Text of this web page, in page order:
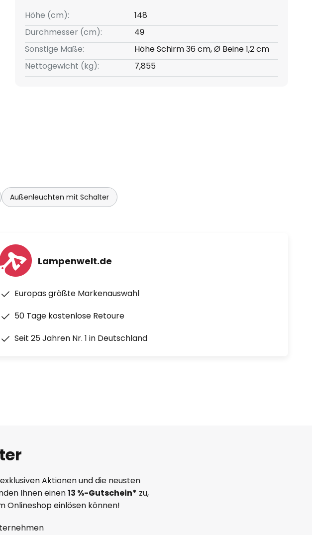
Höhe (cm):
148
Durchmesser (cm):
49
Sonstige Maße:
Höhe Schirm 36 cm, Ø Beine 1,2 cm
Nettogewicht (kg):
7,855
Außenleuchten mit Schalter
Lampenwelt.de
Europas größte Markenauswahl
50 Tage kostenlose Retoure
Seit 25 Jahren Nr. 1 in Deutschland
Aktionen und die neusten
Ihnen einen13 %-Gutschein* zu,
Onlineshop einlösen können!